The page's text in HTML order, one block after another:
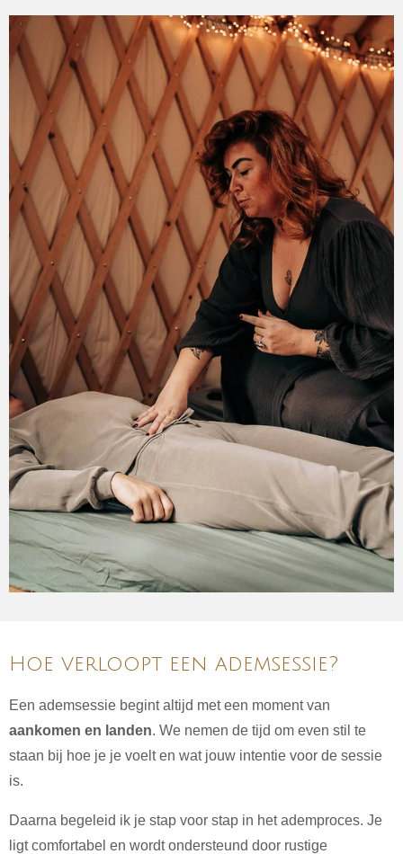
Hoe verloopt een ademsessie?
Een ademsessie begint altijd met een moment van
aankomen en landen. We nemen de tijd om even stil te
staan bij hoe je je voelt en wat jouw intentie voor de sessie
is.
Daarna begeleid ik je stap voor stap in het ademproces. Je
ligt comfortabel en wordt ondersteund door rustige